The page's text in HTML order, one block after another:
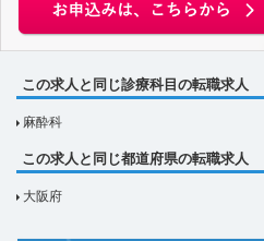
この求人と同じ診療科目の転職求人
麻酔科
この求人と同じ都道府県の転職求人
大阪府